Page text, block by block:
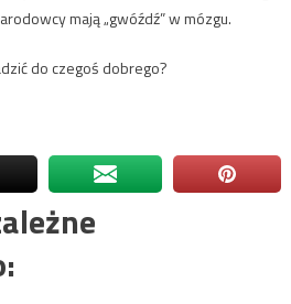
mają „gwóźdź” w mózgu.
do czegoś dobrego?